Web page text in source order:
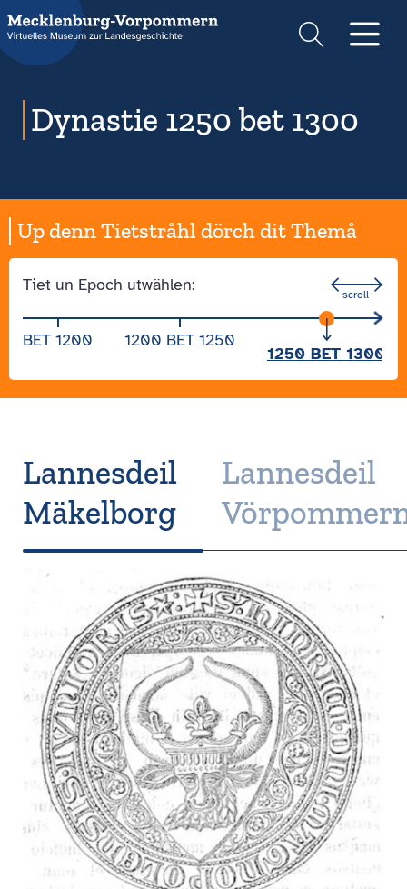
Suche
Dynastie 1250 bet 1300
Up denn Tietstråhl dörch dit Themå
Tiet un Epoch utwählen:
BET 1200 1200 BET 1250
1250 BET 1300
Lannesdeil
Mäkelborg
Lannesdeil